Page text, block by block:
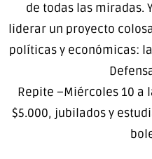
de todas las miradas.
liderar un proyecto
políticas y económicas:
Repite –Miércoles 10 a
$5.000, jubilados y